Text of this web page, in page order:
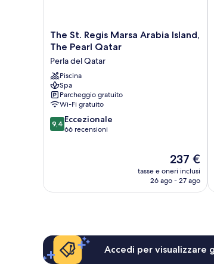
The
St.
Marsa
Arabia
Island,
The
Pearl
Qatar
Perla
The St. Regis Marsa Arabia Island,
The Pearl Qatar
Perla del Qatar
Piscina
Spa
Parcheggio gratuito
Wi-Fi gratuito
9.4
su
9,4 Eccezionale
66 recensioni
Il
prezzo
attuale
237 €
tasse e oneri inclusi
26 ago - 27 ago
Accedi per visualizzare